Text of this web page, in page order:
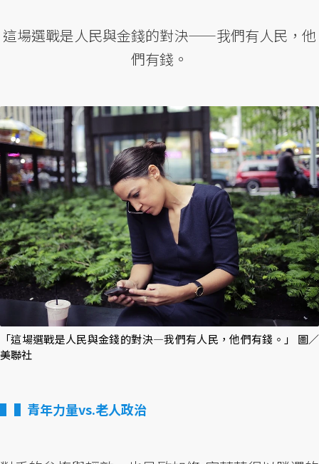
這場選戰是人民與金錢的對決——我們有人民，他
們有錢。
「這場選戰是人民與金錢的對決—我們有人民，他們有錢。」 圖／
美聯社
▌青年力量vs.老人政治